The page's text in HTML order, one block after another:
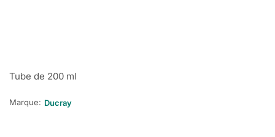
Tube de 200 ml
Marque: Ducray